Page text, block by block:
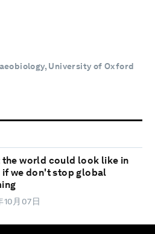
University of Oxford
the world could look like in
if we don't stop global
10月07日